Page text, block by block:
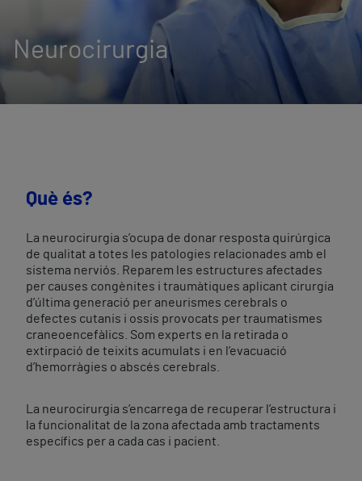
Neurocirurgia
Què és?
La neurocirurgia s’ocupa de donar resposta quirúrgica
de qualitat a totes les patologies relacionades amb el
sistema nerviós. Reparem les estructures afectades
per causes congènites i traumàtiques aplicant cirurgia
d’última generació per aneurismes cerebrals o
defectes cutanis i ossis provocats per traumatismes
craneoencefàlics. Som experts en la retirada o
extirpació de teixits acumulats i en l’evacuació
d’hemorràgies o abscés cerebrals.
La neurocirurgia s’encarrega de recuperar l’estructura i
la funcionalitat de la zona afectada amb tractaments
específics per a cada cas i pacient.